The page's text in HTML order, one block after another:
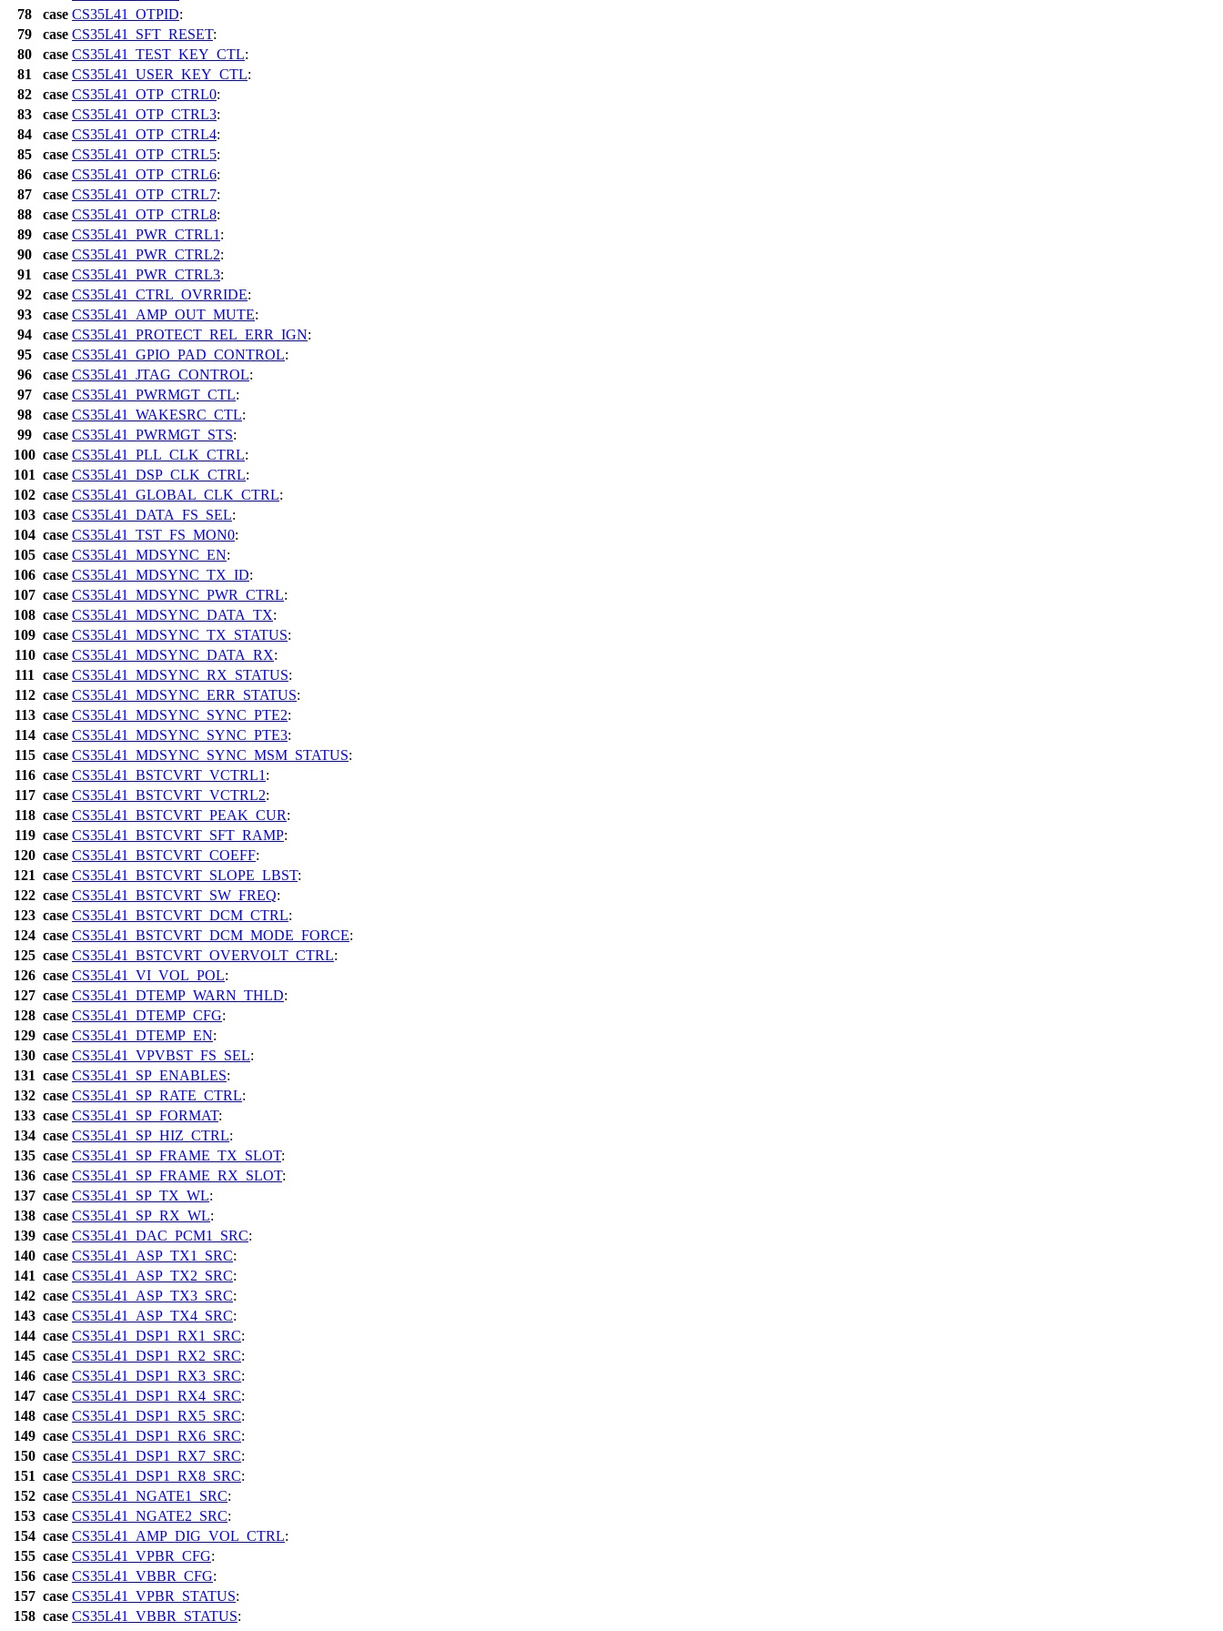
78
case CS35L41_OTPID:
79
case CS35L41_SFT_RESET:
80
case CS35L41_TEST_KEY_CTL:
81
case CS35L41_USER_KEY_CTL:
82
case CS35L41_OTP_CTRL0:
83
case CS35L41_OTP_CTRL3:
84
case CS35L41_OTP_CTRL4:
85
case CS35L41_OTP_CTRL5:
86
case CS35L41_OTP_CTRL6:
87
case CS35L41_OTP_CTRL7:
88
case CS35L41_OTP_CTRL8:
89
case CS35L41_PWR_CTRL1 :
90
case CS35L41_PWR_CTRL2:
91
case CS35L41_PWR_CTRL3:
92
case CS35L41_CTRL_OVRRIDE:
93
case CS35L41_AMP_OUT_MUTE:
94
case CS35L41_PROTECT_REL_ERR_IGN:
95
case CS35L41_GPIO_PAD_CONTROL:
96
case CS35L41_JTAG_CONTROL:
97
case CS35L41_PWRMGT_CTL:
98
case CS35L41_WAKESRC_CTL:
99
case CS35L41_PWRMGT_STS:
100 case CS35L41_PLL_CLK_CTRL:
101 case CS35L41_DSP_CLK_CTRL:
102 case CS35L41_GLOBAL_CLK_CTRL:
103 case CS35L41_DATA_FS_SEL:
104 case CS35L41_TST_FS_MON0:
105 case CS35L41_MDSYNC_EN:
106 case CS35L41_MDSYNC_TX_ID:
107 case CS35L41_MDSYNC_PWR_CTRL:
108 case CS35L41_MDSYNC_DATA_TX:
109 case CS35L41_MDSYNC_TX_STATUS:
110 case CS35L41_MDSYNC_DATA_RX:
111
case CS35L41_MDSYNC_RX_STATUS:
112 case CS35L41_MDSYNC_ERR_STATUS:
113 case CS35L41_MDSYNC_SYNC_PTE2:
114 case CS35L41_MDSYNC_SYNC_PTE3:
115 case CS35L41_MDSYNC_SYNC_MSM_STATUS:
116 case CS35L41_BSTCVRT_VCTRL1 :
117 case CS35L41_BSTCVRT_VCTRL2:
118 case CS35L41_BSTCVRT_PEAK_CUR:
119 case CS35L41_BSTCVRT_SFT_RAMP:
120 case CS35L41_BSTCVRT_COEFF:
121 case CS35L41_BSTCVRT_SLOPE_LBST:
122 case CS35L41_BSTCVRT_SW_FREQ:
123 case CS35L41_BSTCVRT_DCM_CTRL:
124 case CS35L41_BSTCVRT_DCM_MODE_FORCE:
125 case CS35L41_BSTCVRT_OVERVOLT_CTRL:
126 case CS35L41_VI_VOL_POL:
127 case CS35L41_DTEMP_WARN_THLD:
128 case CS35L41_DTEMP_CFG:
129 case CS35L41_DTEMP_EN:
130 case CS35L41_VPVBST_FS_SEL:
131 case CS35L41_SP_ENABLES:
132 case CS35L41_SP_RATE_CTRL:
133 case CS35L41_SP_FORMAT:
134 case CS35L41_SP_HIZ_CTRL:
135 case CS35L41_SP_FRAME_TX_SLOT:
136 case CS35L41_SP_FRAME_RX_SLOT:
137 case CS35L41_SP_TX_WL:
138 case CS35L41_SP_RX_WL:
139 case CS35L41_DAC_PCM1_SRC:
140 case CS35L41_ASP_TX1_SRC:
141 case CS35L41_ASP_TX2_SRC:
142 case CS35L41_ASP_TX3_SRC:
143 case CS35L41_ASP_TX4_SRC:
144 case CS35L41_DSP1_RX1_SRC:
145 case CS35L41_DSP1_RX2_SRC:
146 case CS35L41_DSP1_RX3_SRC:
147 case CS35L41_DSP1_RX4_SRC:
148 case CS35L41_DSP1_RX5_SRC:
149 case CS35L41_DSP1_RX6_SRC:
150 case CS35L41_DSP1_RX7_SRC:
151 case CS35L41_DSP1_RX8_SRC:
152 case CS35L41_NGATE1_SRC:
153 case CS35L41_NGATE2_SRC:
154 case CS35L41_AMP_DIG_VOL_CTRL:
155 case CS35L41_VPBR_CFG:
156 case CS35L41_VBBR_CFG:
157 case CS35L41_VPBR_STATUS:
158 case CS35L41_VBBR_STATUS: